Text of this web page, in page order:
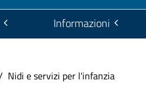
Informazioni
Nidi e servizi per l'infanzia